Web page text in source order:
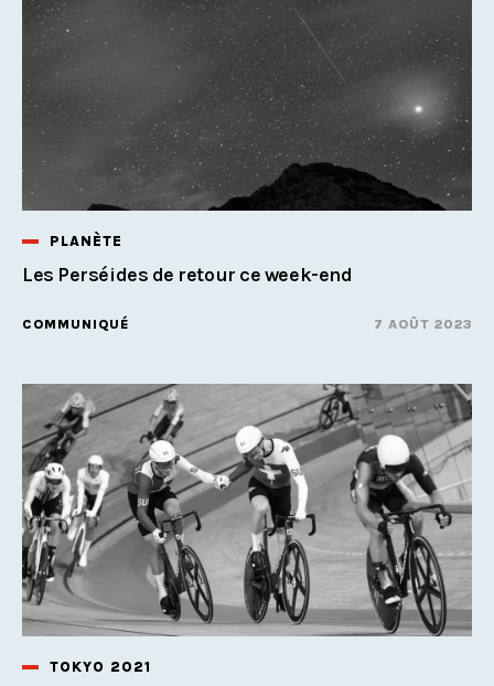
PLANÈTE
Les Perséides de retour ce week-end
COMMUNIQUÉ 7 AOÛT 2023
TOKYO 2021